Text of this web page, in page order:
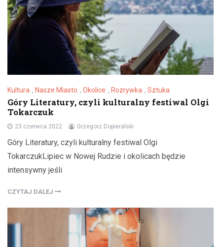
Kultura , Nasze Miasto , Okolice , Rozrywka , Sztuka
Góry Literatury, czyli kulturalny festiwal Olgi
Tokarczuk
23 czerwca 2022 Grzegorz Dopieralski
Góry Literatury, czyli kulturalny festiwal Olgi
TokarczukLipiec w Nowej Rudzie i okolicach będzie
intensywny jeśli
CZYTAJ DALEJ